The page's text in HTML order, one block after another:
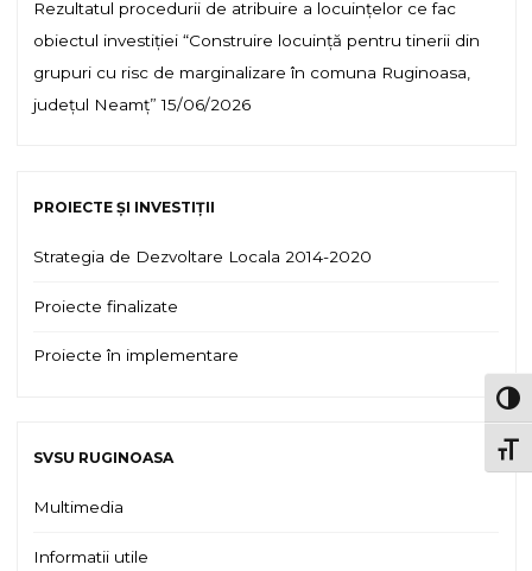
Rezultatul procedurii de atribuire a locuințelor ce fac
obiectul investiției “Construire locuință pentru tinerii din
grupuri cu risc de marginalizare în comuna Ruginoasa,
județul Neamț” 15/06/2026
PROIECTE ȘI INVESTIȚII
Strategia de Dezvoltare Locala 2014-2020
Proiecte finalizate
Proiecte în implementare
SVSU RUGINOASA
Multimedia
Informatii utile